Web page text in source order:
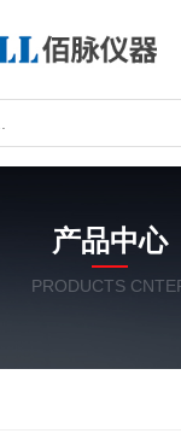
产品中心
PRODUCTS